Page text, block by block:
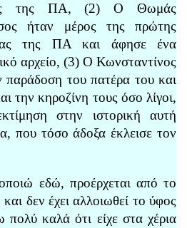
της ΠΑ, (2) Ο Θωμάς
ήταν μέρος της πρώτης
της ΠΑ και άφησε ένα
αρχείο, (3) Ο Κωνσταντίνος
παράδοση του πατέρα του και
την κηροζίνη τους όσο λίγοι,
στην ιστορική αυτή
που τόσο άδοξα έκλεισε τον
εδώ, προέρχεται από το
δεν έχει αλλοιωθεί το ύφος
καλά ότι είχε στα χέρια